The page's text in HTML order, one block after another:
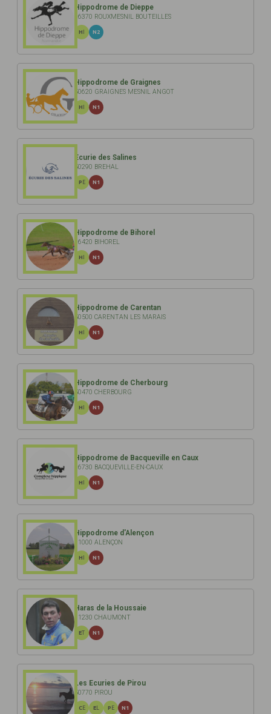
Hippodrome de Dieppe
76370 ROUXMESNIL BOUTEILLES
N2
Hippodrome de Graignes
50620 GRAIGNES MESNIL ANGOT
N1
Ecurie des Salines
50290 BREHAL
PE N1
Hippodrome de Bihorel
76420 BIHOREL
N1
Hippodrome de Carentan
50500 CARENTAN LES MARAIS
N1
Hippodrome de Cherbourg
50470 CHERBOURG
N1
Hippodrome de Bacqueville en Caux
76730 BACQUEVILLE-EN-CAUX
N1
Hippodrome d'Alençon
61000 ALENÇON
N1
Haras de la Houssaie
61230 CHAUMONT
ET N1
Les Ecuries de Pirou
50770 PIROU
CE EL PE N1